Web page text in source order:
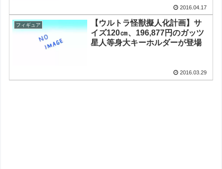
2016.04.17
フィギュア
【ウルトラ怪獣擬人化計画】サ
イズ120㎝、196,877円のガッツ
星人等身大キーホルダーが登場
2016.03.29